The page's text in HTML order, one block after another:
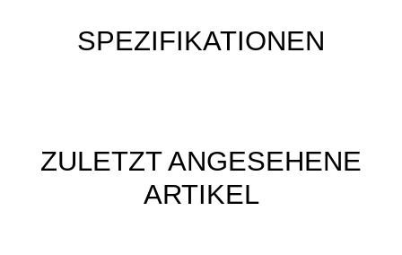
SPEZIFIKATIONEN
ZULETZT ANGESEHENE
ARTIKEL